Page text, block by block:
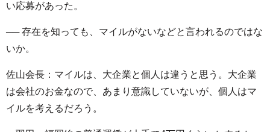
い応募があった。
── 存在を知っても、マイルがないなどと言われるのではな
いか。
佐山会長：マイルは、大企業と個人は違うと思う。大企業
は会社のお金なので、あまり意識していないが、個人はマ
イルを考えるだろう。